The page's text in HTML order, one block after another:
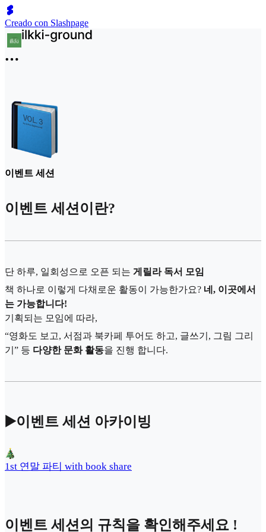
Creado con Slashpage
이벤트 세션
이벤트 세션이란?
단 하루, 일회성으로 오픈 되는 게릴라 독서 모임
책 하나로 이렇게 다채로운 활동이 가능한가요? 네, 이곳에서
는 가능합니다!
기획되는 모임에 따라,
“영화도 보고, 서점과 북카페 투어도 하고, 글쓰기, 그림 그리
기” 등 다양한 문화 활동을 진행 합니다.
▶️이벤트 세션 아카이빙
1st 연말 파티 with book share
이벤트 세션의 규칙을 확인해주세요 !